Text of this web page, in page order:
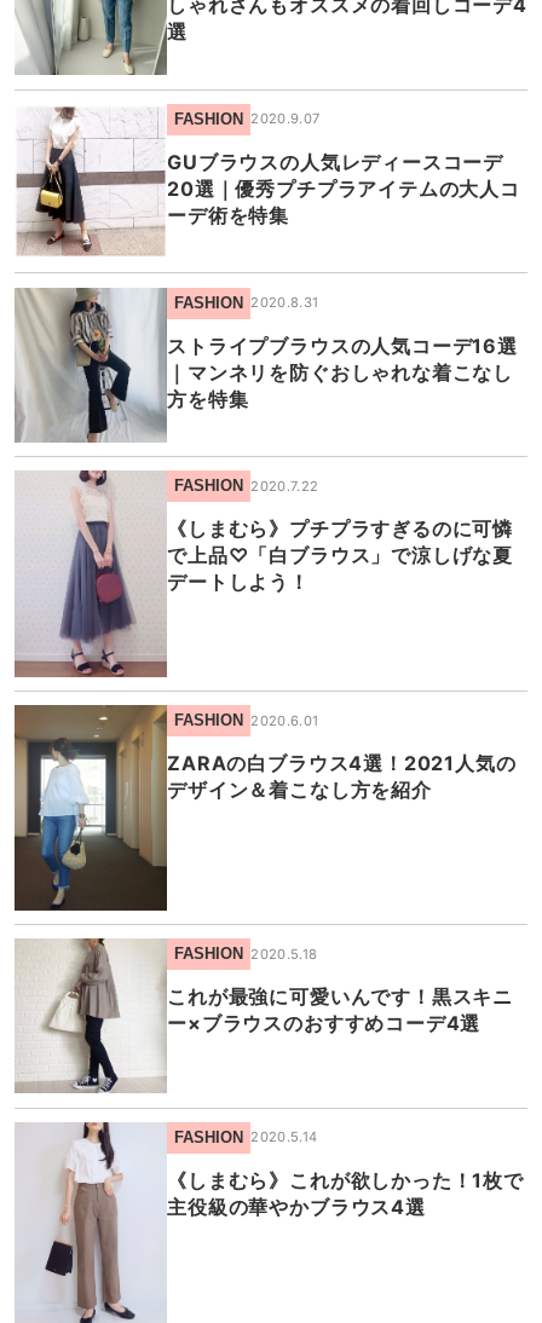
しゃれさんもオススメの着回しコーデ4
選
FASHION 2020.9.07
GUブラウスの人気レディースコーデ
20選｜優秀プチプラアイテムの大人コ
ーデ術を特集
FASHION 2020.8.31
ストライプブラウスの人気コーデ16選
｜マンネリを防ぐおしゃれな着こなし
方を特集
FASHION 2020.7.22
《しまむら》プチプラすぎるのに可憐
で上品♡「白ブラウス」で涼しげな夏
デートしよう！
FASHION 2020.6.01
ZARAの白ブラウス4選！2021人気の
デザイン＆着こなし方を紹介
FASHION 2020.5.18
これが最強に可愛いんです！黒スキニ
ー×ブラウスのおすすめコーデ4選
FASHION 2020.5.14
《しまむら》これが欲しかった！1枚で
主役級の華やかブラウス4選